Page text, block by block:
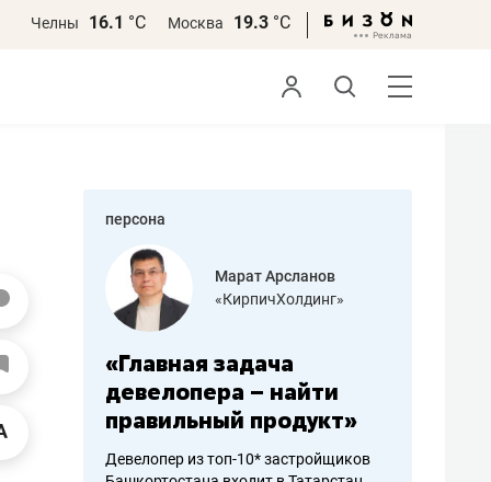
Челны 16.1 °С Москва 19.3 °С
персона
Марат Арсланов
«КирпичХолдинг»
«Главная задача
девелопера – найти
правильный продукт»
Девелопер из топ-10* застройщиков